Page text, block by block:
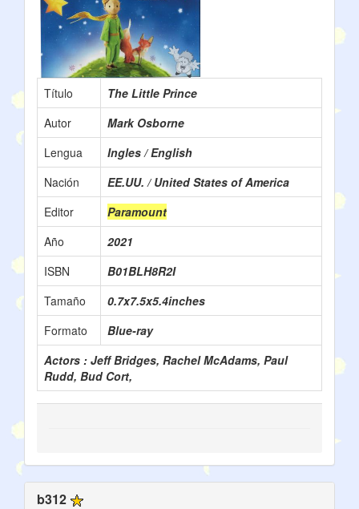
Título
The Little Prince
Autor
Mark Osborne
Lengua
Ingles / English
Nación
EE.UU. / United States of America
Editor
Paramount
Año
2021
ISBN
B01BLH8R2I
Tamaño
0.7x7.5x5.4inches
Formato
Blue-ray
Actors : Jeff Bridges, Rachel McAdams, Paul
Rudd, Bud Cort,
b312